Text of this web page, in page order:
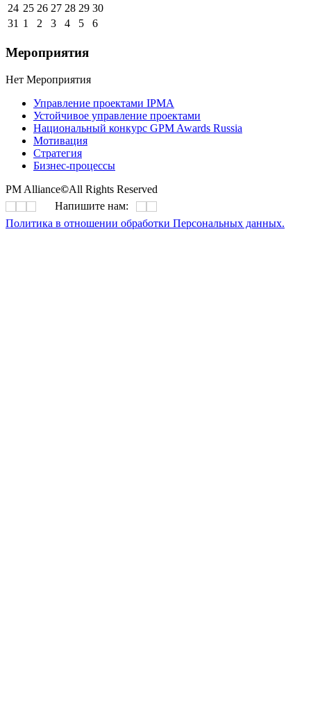
24 25 26 27 28 29 30
31 1 2 3 4 5 6
Мероприятия
Нет Мероприятия
Управление проектами IPMA
Устойчивое управление проектами
Национальный конкурс GPM Awards Russia
Мотивация
Стратегия
Бизнес-процессы
PM Alliance©All Rights Reserved
Напишите нам:
Политика в отношении обработки Персональных данных.